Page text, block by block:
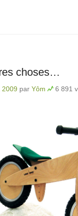
choses…
2009 par Yôm 6 891